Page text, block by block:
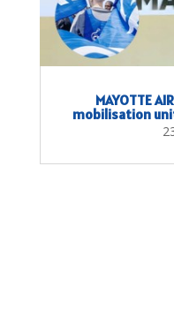
MAYOTTE
mobilisation